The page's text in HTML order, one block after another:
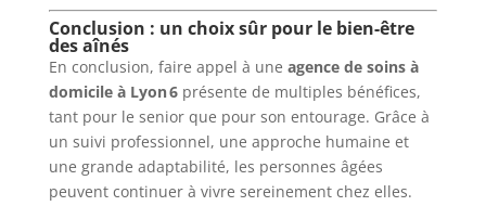
Conclusion : un choix sûr pour le bien-être
des aînés
En conclusion, faire appel à une agence de soins à
domicile à Lyon 6présente de multiples bénéfices,
tant pour le senior que pour son entourage. Grâce à
un suivi professionnel, une approche humaine et
une grande adaptabilité, les personnes âgées
peuvent continuer à vivre sereinement chez elles.